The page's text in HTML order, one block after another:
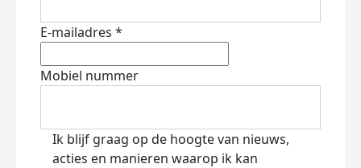
E-mailadres *
Mobiel nummer
Ik blijf graag op de hoogte van nieuws,
acties en manieren waarop ik kan